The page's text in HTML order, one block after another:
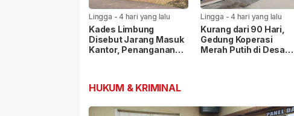
Lingga -4 hari yang lalu
Kades Limbung
Disebut Jarang Masuk
Kantor, Penanganan
Lingga -4 hari yang lalu
Kurang dari 90 Hari,
Gedung Koperasi
Merah Putih di Desa
HUKUM & KRIMINAL